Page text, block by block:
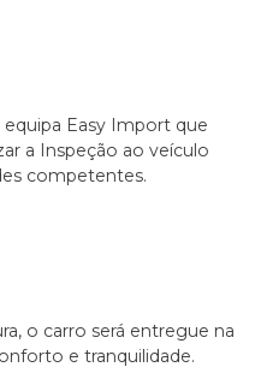
Easy Import que
a Inspeção ao veículo
competentes.
o carro será entregue na
e tranquilidade.